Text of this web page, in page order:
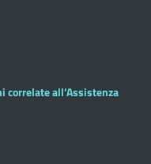
correlate all’Assistenza